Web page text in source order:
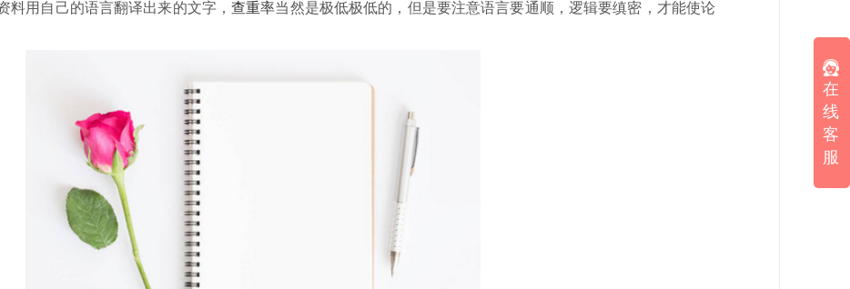
料用自己的语言翻译出来的文字， 查重率当然是极低极低的，但是要注意语言要通顺，逻辑要缜密，才能使论
在
线
客
服